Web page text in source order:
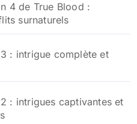
4 de True Blood :
surnaturels
: intrigue complète et
: intrigues captivantes et